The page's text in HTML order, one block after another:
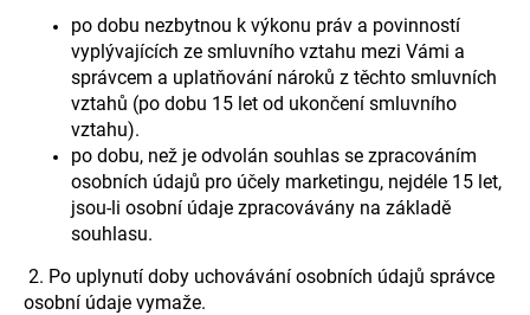
po dobu nezbytnou k výkonu práv a povinností
vyplývajících ze smluvního vztahu mezi Vámi a
správcem a uplatňování nároků z těchto smluvních
vztahů (po dobu 15 let od ukončení smluvního
vztahu).
po dobu, než je odvolán souhlas se zpracováním
osobních údajů pro účely marketingu, nejdéle 15 let,
jsou-li osobní údaje zpracovávány na základě
souhlasu.
2. Po uplynutí doby uchovávání osobních údajů správce
osobní údaje vymaže.